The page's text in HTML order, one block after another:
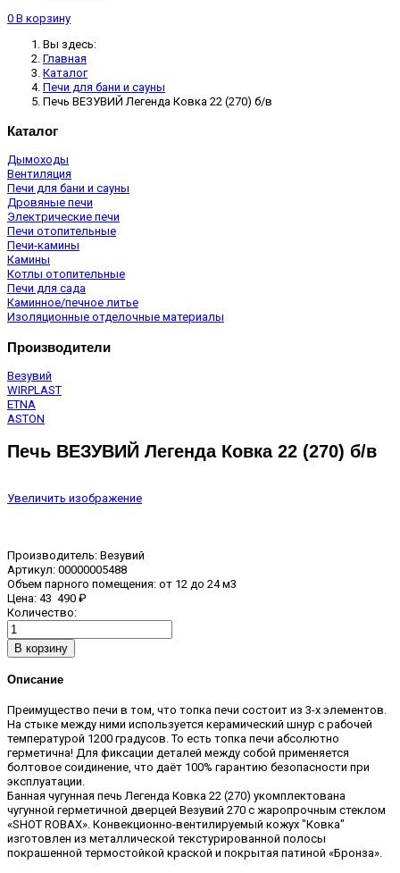
0 В корзину
Вы здесь:
Главная
Каталог
Печи для бани и сауны
Печь ВЕЗУВИЙ Легенда Ковка 22 (270) б/в
Каталог
Дымоходы
Вентиляция
Печи для бани и сауны
Дровяные печи
Электрические печи
Печи отопительные
Печи-камины
Камины
Котлы отопительные
Печи для сада
Каминное/печное литье
Изоляционные отделочные материалы
Производители
Везувий
WIRPLAST
ETNA
ASTON
Печь ВЕЗУВИЙ Легенда Ковка 22 (270) б/в
Увеличить изображение
Производитель: Везувий
Артикул: 00000005488
Объем парного помещения: от 12 до 24 м3
Цена: 43 490 ₽
Количество:
Описание
Преимущество печи в том, что топка печи состоит из 3-х элементов.
На стыке между ними используется керамический шнур с рабочей
температурой 1200 градусов. То есть топка печи абсолютно
герметична! Для фиксации деталей между собой применяется
болтовое соидинение, что даёт 100% гарантию безопасности при
эксплуатации.
Банная чугунная печь Легенда Ковка 22 (270) укомплектована
чугунной герметичной дверцей Везувий 270 с жаропрочным стеклом
«SHOT ROBAX». Конвекционно-вентилируемый кожух "Ковка"
изготовлен из металлической текстурированной полосы
покрашенной термостойкой краской и покрытая патиной «Бронза».